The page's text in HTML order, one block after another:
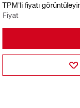
TPM'li fiyatı
Fiyat